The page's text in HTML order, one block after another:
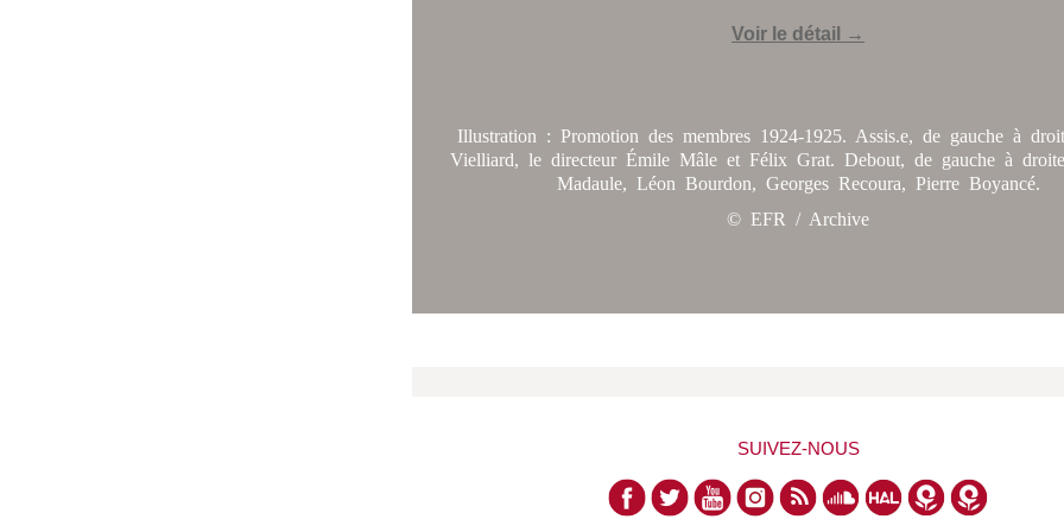
Voir le détail →
Illustration : Promotion des membres 1924-1925. Assis.e, de gauche à
Vielliard, le directeur Émile Mâle et Félix Grat. Debout, de gauche à
Madaule, Léon Bourdon, Georges Recoura, Pierre Boyancé.
© EFR / Archive
SUIVEZ-NOUS